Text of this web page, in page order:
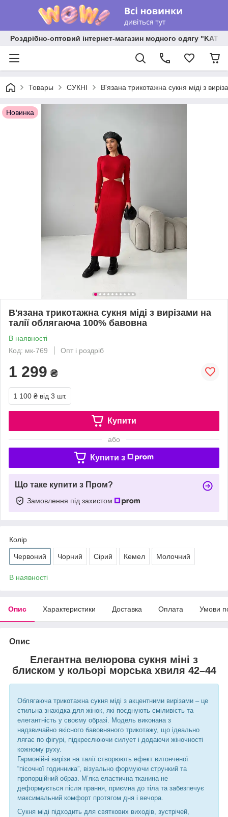
Роздрібно-оптовий інтернет-магазин модного одягу
Товары СУКНІ В'язана трикотажна сукня міді з
Новинка
В'язана трикотажна сукня міді з вирізами на
талії облягаюча 100% бавовна
В наявності
Код: мк-769
Опт і роздріб
1 299 ₴
1 100 ₴ від 3 шт.
Купити
або
Купити з
Що таке купити з Пром?
Замовлення під захистом
Колір
Червоний Чорний Сірий Кемел Молочний
В наявності
Опис Характеристики Доставка Оплата Умови
Опис
Елегантна велюрова сукня міні з
блиском у кольорі морська хвиля 42–44
Облягаюча трикотажна сукня міді з акцентними вирізами – це
стильна знахідка для жінок, які поєднують сміливість та
елегантність у своєму образі. Модель виконана з
надзвичайно якісного бавовняного трикотажу, що ідеально
лягає по фігурі, підкреслюючи силует і додаючи жіночності
кожному руху.
Гармонійні вирізи на талії створюють ефект витонченої
“пісочної годинника”, візуально формуючи стрункий та
пропорційний образ. М’яка еластична тканина не
деформується після прання, приємна до тіла та забезпечує
максимальний комфорт протягом дня і вечора.
Сукня міді підходить для святкових виходів, зустрічей,